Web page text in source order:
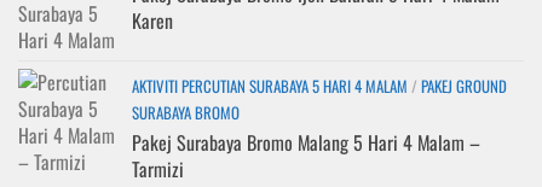
Karen
AKTIVITI PERCUTIAN SURABAYA 5 HARI 4 MALAM / PAKEJ GROUND
SURABAYA BROMO
Pakej Surabaya Bromo Malang 5 Hari 4 Malam –
Tarmizi